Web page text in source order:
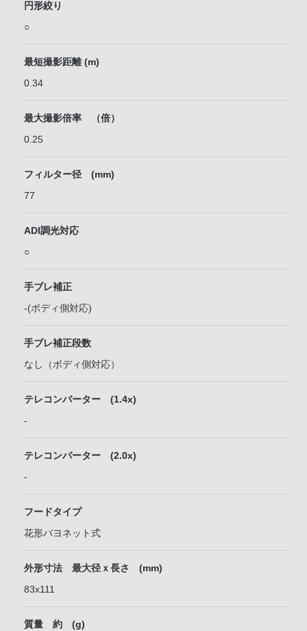
円形絞り
○
最短撮影距離 (m)
0.34
最大撮影倍率 （倍）
0.25
フィルター径 (mm)
77
ADI調光対応
○
手ブレ補正
-(ボディ側対応)
手ブレ補正段数
なし（ボディ側対応）
テレコンバーター (1.4x)
-
テレコンバーター (2.0x)
-
フードタイプ
花形バヨネット式
外形寸法 最大径ｘ長さ (mm)
83x111
質量 約 (g)